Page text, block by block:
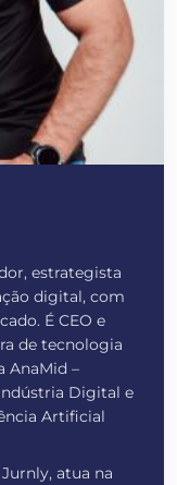
estrategista
digital, com
É CEO e
de tecnologia
AnaMid –
Digital e
Artificial
atua na